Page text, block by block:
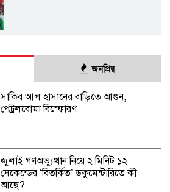
জনপ্রিয়
সাকিব আল হাসানের বাড়িতে আগুন,
পেট্রলবোমা বিস্ফোরণ
জুলাই গণঅভ্যুত্থান নিয়ে ২ মিনিট ১২
সেকেন্ডের ‘বিতর্কিত’ ডকুমেন্টারিতে কী
আছে?